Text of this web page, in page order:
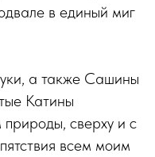
в единый миг
а также Сашины
Катины
природы, сверху и с
всем моим